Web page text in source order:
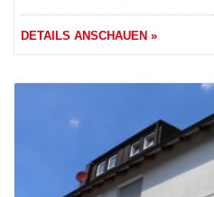
DETAILS ANSCHAUEN »